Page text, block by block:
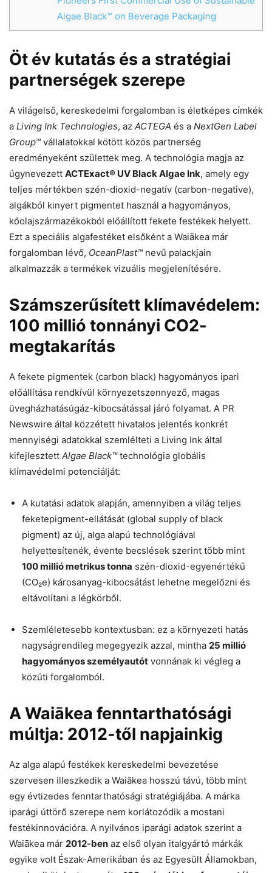
Algae Black™ on Beverage Packaging
Öt év kutatás és a stratégiai
partnerségek szerepe
A világelső, kereskedelmi forgalomban is életképes címkék
a Living Ink Technologies, az ACTEGA és a NextGen Label
Group™vállalatokkal kötött közös partnerség
eredményeként születtek meg. A technológia magja az
úgynevezett ACTExact® UV Black Algae Ink, amely egy
teljes mértékben szén-dioxid-negatív (carbon-negative),
algákból kinyert pigmentet használ a hagyományos,
kőolajszármazékokból előállított fekete festékek helyett.
Ezt a speciális algafestéket elsőként a Waiākea már
forgalomban lévő, OceanPlast™nevű palackjain
alkalmazzák a termékek vizuális megjelenítésére.
Számszerűsített klímavédelem:
100 millió tonnányi CO2-
megtakarítás
A fekete pigmentek (carbon black) hagyományos ipari
előállítása rendkívül környezetszennyező, magas
üvegházhatásúgáz-kibocsátással járó folyamat. A PR
Newswire által közzétett hivatalos jelentés konkrét
mennyiségi adatokkal szemlélteti a Living Ink által
kifejlesztett Algae Black™technológia globális
klímavédelmi potenciálját:
A kutatási adatok alapján, amennyiben a világ teljes
feketepigment-ellátását (global supply of black
pigment) az új, alga alapú technológiával
helyettesítenék, évente becslések szerint több mint
100 millió metrikus tonna szén-dioxid-egyenértékű
(CO₂e) károsanyag-kibocsátást lehetne megelőzni és
eltávolítani a légkörből.
Szemléletesebb kontextusban: ez a környezeti hatás
nagyságrendileg megegyezik azzal, mintha 25 millió
hagyományos személyautót vonnának ki végleg a
közúti forgalomból.
A Waiākea fenntarthatósági
múltja: 2012-től napjainkig
Az alga alapú festékek kereskedelmi bevezetése
szervesen illeszkedik a Waiākea hosszú távú, több mint
egy évtizedes fenntarthatósági stratégiájába. A márka
iparági úttörő szerepe nem korlátozódik a mostani
festékinnovációra. A nyilvános iparági adatok szerint a
Waiākea már 2012-ben az első olyan italgyártó márkák
egyike volt Észak-Amerikában és az Egyesült Államokban,